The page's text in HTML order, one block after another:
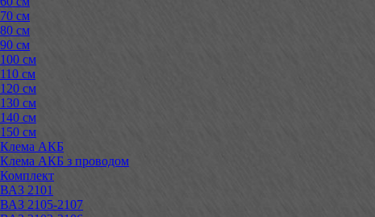
70 см
80 см
90 см
100 см
110 см
120 см
130 см
140 см
150 см
Клема АКБ
Клема АКБ з проводом
Комплект
ВАЗ 2101
ВАЗ 2105-2107